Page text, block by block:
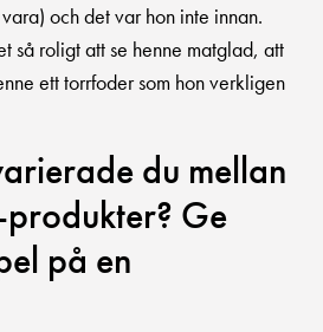
och det var hon inte innan.
så roligt att se henne matglad, att
ett torrfoder som hon verkligen
du mellan
Ge
på en